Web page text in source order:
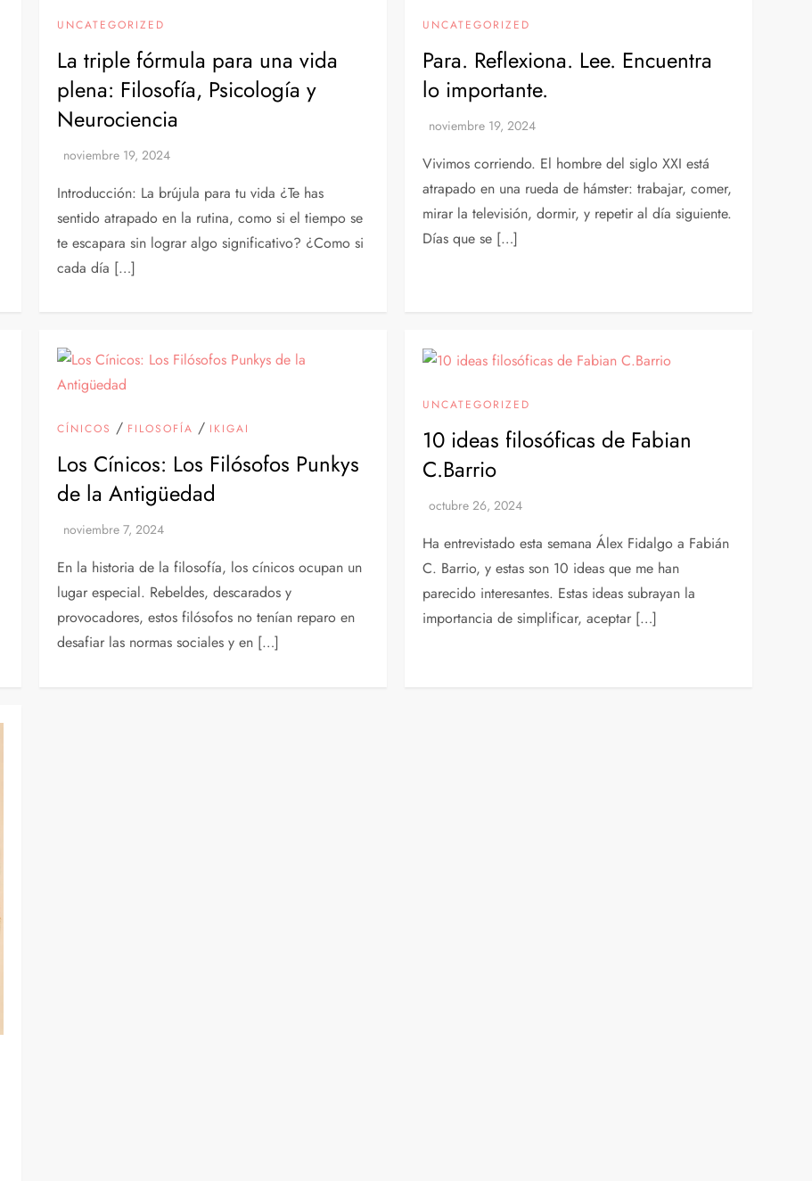
UNCATEGORIZED
La triple fórmula para una vida
plena: Filosofía, Psicología y
Neurociencia
Introducción: La brújula para tu vida ¿Te has
sentido atrapado en la rutina, como si el tiempo se
te escapara sin lograr algo significativo? ¿Como si
cada día […]
UNCATEGORIZED
Para. Reflexiona. Lee. Encuentra
lo importante.
Vivimos corriendo. El hombre del siglo XXI está
atrapado en una rueda de hámster: trabajar, comer,
mirar la televisión, dormir, y repetir al día siguiente.
Días que se […]
CÍNICOS / FILOSOFÍA / IKIGAI
Los Cínicos: Los Filósofos Punkys
de la Antigüedad
En la historia de la filosofía, los cínicos ocupan un
lugar especial. Rebeldes, descarados y
provocadores, estos filósofos no tenían reparo en
desafiar las normas sociales y en […]
UNCATEGORIZED
10 ideas filosóficas de Fabian
C.Barrio
Ha entrevistado esta semana Álex Fidalgo a Fabián
C. Barrio, y estas son 10 ideas que me han
parecido interesantes. Estas ideas subrayan la
importancia de simplificar, aceptar […]